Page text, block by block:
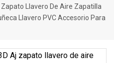
Llavero De Aire Zapatilla
Llavero PVC Accesorio Para